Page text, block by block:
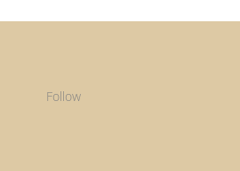
Follow